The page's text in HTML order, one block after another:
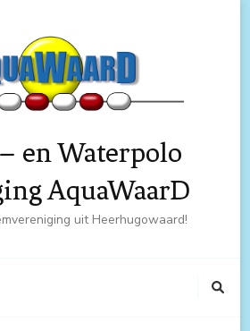
en Waterpolo
AquaWaarD
uit Heerhugowaard!